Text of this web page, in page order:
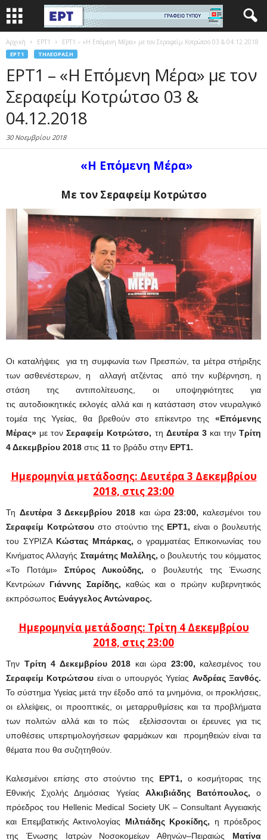
Αρχική EΡΤ1 ΕΡΤ1 – «Η Επόμενη Μέρα» με τον Σεραφείμ Κοτρώτσο 03 & 04.12.2018
EΡΤ1 ΤΗΛΕΌΡΑΣΗ
ΕΡΤ1 – «Η Επόμενη Μέρα» με τον
Σεραφείμ Κοτρώτσο 03 &
04.12.2018
30 Νοεμβρίου 2018
«Η Επόμενη Μέρα»
Με τον Σεραφείμ Κοτρώτσο
Οι καταλήψεις για τη συμφωνία των Πρεσπών, τα μέτρα στήριξης
των ασθενέστερων, η αλλαγή ατζέντας από την κυβέρνηση, η
στάση της αντιπολίτευσης, οι υποψηφιότητες για
τις αυτοδιοικητικές εκλογές αλλά και η κατάσταση στον νευραλγικό
τομέα της Υγείας, θα βρεθούν στο επίκεντρο της «Επόμενης
Μέρας» με τονΣεραφείμ Κοτρώτσο, τη Δευτέρα 3 και τηνΤρίτη
4 Δεκεμβρίου 2018 στις 11 το βράδυ στην ΕΡΤ1.
Ημερομηνία μετάδοσης: Δευτέρα 3 Δεκεμβρίου
2018, στις 23:00
Τη Δευτέρα 3 Δεκεμβρίου 2018 και ώρα23:00, καλεσμένοι του
Σεραφείμ Κοτρώτσου στο στούντιο της ΕΡΤ1,είναι ο βουλευτής
του ΣΥΡΙΖΑ Κώστας Μπάρκας, ο γραμματέας Επικοινωνίας του
Κινήματος Αλλαγής Σταμάτης Μαλέλης, ο βουλευτής του κόμματος
«Το Ποτάμι»Σπύρος Λυκούδης, ο βουλευτής της Ένωσης
Κεντρώων Γιάννης Σαρίδης, καθώς και ο πρώην κυβερνητικός
εκπρόσωπος Ευάγγελος Αντώναρος.
Ημερομηνία μετάδοσης: Τρίτη 4 Δεκεμβρίου
2018, στις 23:00
Την Τρίτη 4 Δεκεμβρίου 2018 και ώρα 23:00, καλεσμένος του
Σεραφείμ Κοτρώτσου είναι ο υπουργός Υγείας Ανδρέας Ξανθός.
Το σύστημα Υγείας μετά την έξοδο από τα μνημόνια, οι προκλήσεις,
οι ελλείψεις, οι προοπτικές, οι μεταρρυθμίσεις και τα προβλήματα
των πολιτών αλλά και το πώς εξελίσσονται οι έρευνες για τις
υποθέσεις υπερτιμολογήσεων φαρμάκων και προμηθειών είναι τα
θέματα που θα συζητηθούν.
Καλεσμένοι επίσης στο στούντιο της ΕΡΤ1, ο κοσμήτορας της
Εθνικής Σχολής Δημόσιας Υγείας Αλκιβιάδης Βατόπουλος, ο
πρόεδρος του Hellenic Medical Society UK – Consultant Αγγειακής
και Επεμβατικής Ακτινολογίας Μιλτιάδης Κροκίδης, η πρόεδρος
της Ένωσης Ιατρών Νοσοκομείων Αθηνών–Πειραιώς Ματίνα